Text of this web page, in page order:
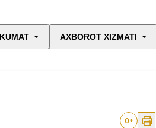
AXBOROT XIZMATI
0+